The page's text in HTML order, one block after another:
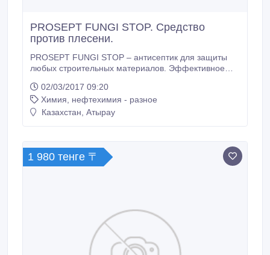
PROSEPT FUNGI STOP. Средство
против плесени.
PROSEPT FUNGI STOP – антисептик для защиты
любых строительных материалов. Эффективное
грибка, мха, водорослей, на любых поверхностях.
Защищает от биопоражений строительные и
отделочные материалы: камень (любой), шифер,
02/03/2017 09:20
Химия, нефтехимия - разное
Казахстан, Атырау
1 980 тенге 〒